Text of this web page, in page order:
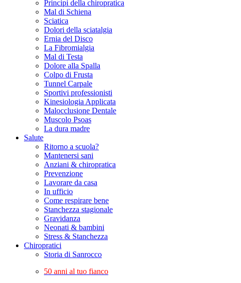
Principi della chiropratica
Mal di Schiena
Sciatica
Dolori della sciatalgia
Ernia del Disco
La Fibromialgia
Mal di Testa
Dolore alla Spalla
Colpo di Frusta
Tunnel Carpale
Sportivi professionisti
Kinesiologia Applicata
Malocclusione Dentale
Muscolo Psoas
La dura madre
Salute
Ritorno a scuola?
Mantenersi sani
Anziani & chiropratica
Prevenzione
Lavorare da casa
In ufficio
Come respirare bene
Stanchezza stagionale
Gravidanza
Neonati & bambini
Stress & Stanchezza
Chiropratici
Storia di Sanrocco
50 anni al tuo fianco